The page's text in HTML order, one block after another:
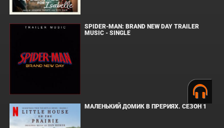
SPIDER-MAN: BRAND NEW DAY TRAILER
MUSIC - SINGLE
МАЛЕНЬКИЙ ДОМИК В ПРЕРИЯХ. СЕЗОН 1